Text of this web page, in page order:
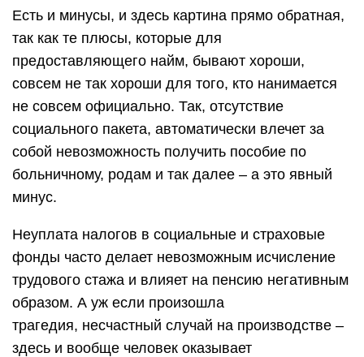
Есть и минусы, и здесь картина прямо обратная,
так как те плюсы, которые для
предоставляющего найм, бывают хороши,
совсем не так хороши для того, кто нанимается
не совсем официально. Так, отсутствие
социального пакета, автоматически влечет за
собой невозможность получить пособие по
больничному, родам и так далее – а это явный
минус.
Неуплата налогов в социальные и страховые
фонды часто делает невозможным исчисление
трудового стажа и влияет на пенсию негативным
образом. А уж если произошла
трагедия, несчастный случай на производстве –
здесь и вообще человек оказывает